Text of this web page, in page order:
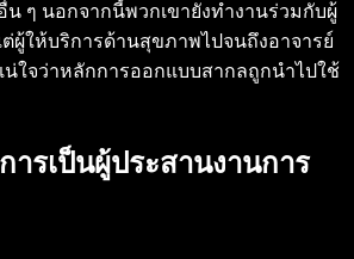
น ๆ นอกจากนี้พวกเขายังทำงานร่วมกับผู้
ผู้ให้บริการด้านสุขภาพไปจนถึงอาจารย์
น่ใจว่าหลักการออกแบบสากลถูกนำไปใช้
ารเป็นผู้ประสานงานการ